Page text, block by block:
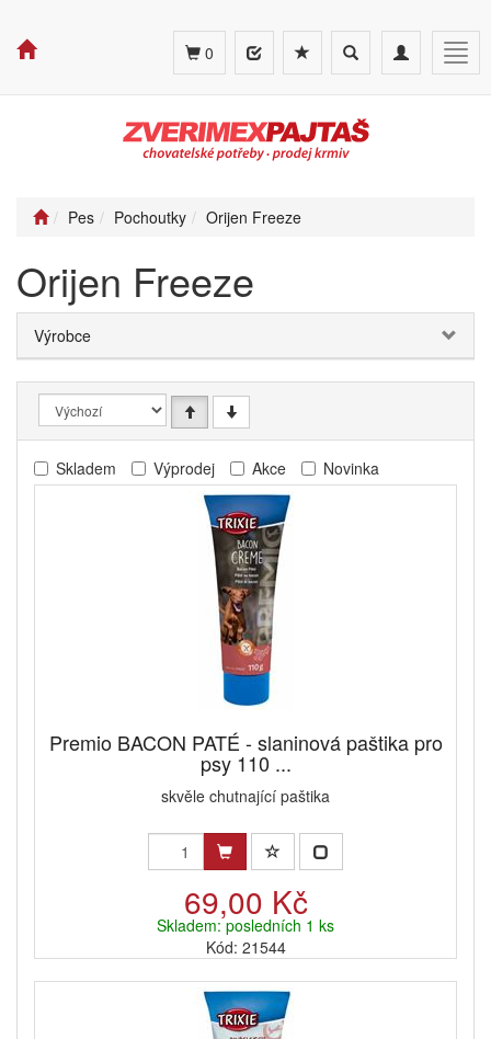
Toggle
navigation
Toggle
search
0
Pes Pochoutky Orijen Freeze
Orijen Freeze
Výrobce
Skladem Výprodej Akce Novinka
Premio BACON PATÉ - slaninová paštika pro
psy 110 ...
skvěle chutnající paštika
69,00 Kč
Skladem: posledních 1 ks
Kód: 21544